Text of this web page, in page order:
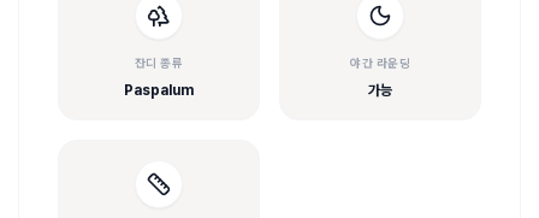
잔디 종류
Paspalum
야간 라운딩
가능